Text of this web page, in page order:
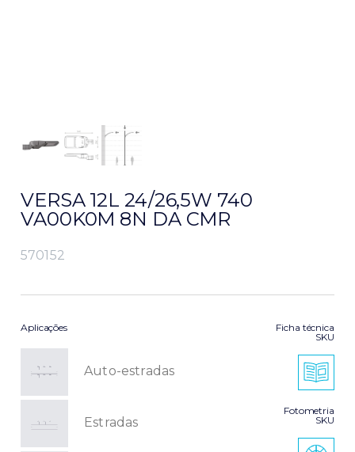
VERSA 12L 24/26,5W 740
VA00K0M 8N DA CMR
570152
Aplicações
Auto-estradas
Estradas
Ficha técnica
SKU
Fotometria
SKU